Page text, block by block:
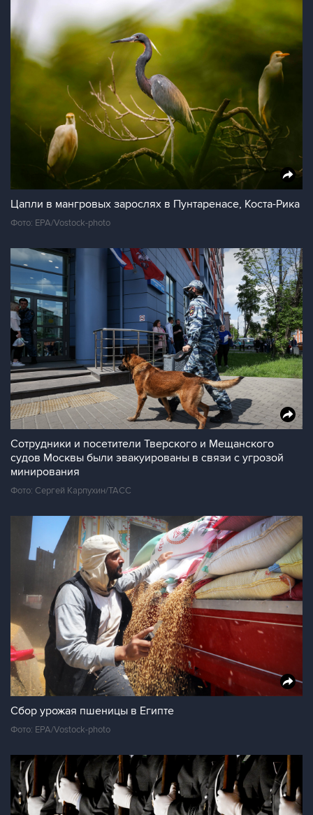
Цапли в мангровых зарослях в Пунтаренасе, Коста-Рика
Фото: EPA/Vostock-photo
Сотрудники и посетители Тверского и Мещанского
судов Москвы были эвакуированы в связи с угрозой
минирования
Фото: Сергей Карпухин/ТАСС
Сбор урожая пшеницы в Египте
Фото: EPA/Vostock-photo